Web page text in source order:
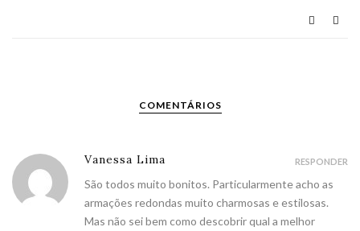
COMENTÁRIOS
Vanessa Lima
São todos muito bonitos. Particularmente acho as
armações redondas muito charmosas e estilosas.
Mas não sei bem como descobrir qual a melhor
RESPONDER